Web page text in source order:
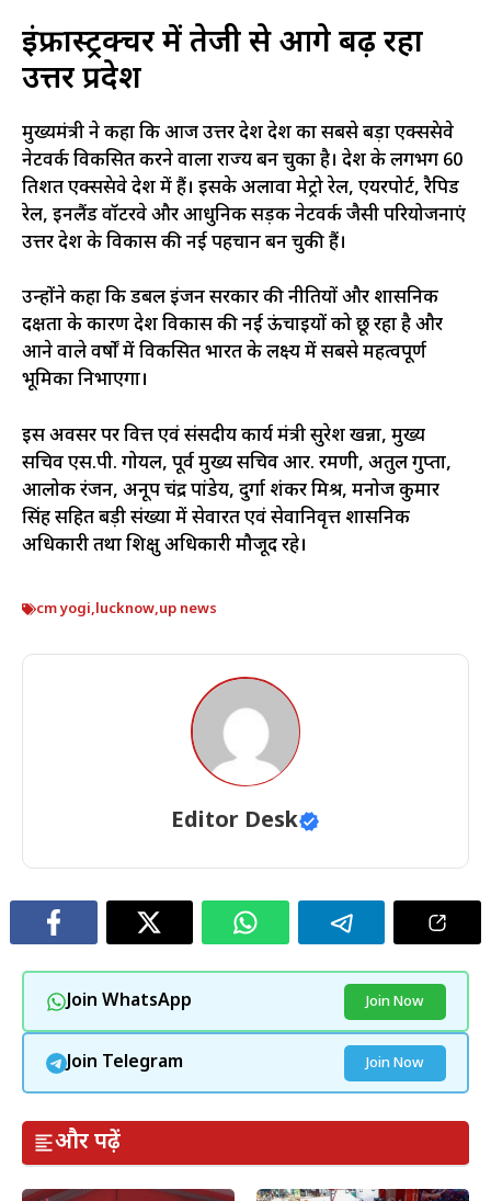
इंफ्रास्ट्रक्चर में तेजी से आगे बढ़ रहा
उत्तर प्रदेश
मुख्यमंत्री ने कहा कि आज उत्तर प्रदेश देश का सबसे बड़ा एक्सप्रेसवे
नेटवर्क विकसित करने वाला राज्य बन चुका है। देश के लगभग 60
प्रतिशत एक्सप्रेसवे प्रदेश में हैं। इसके अलावा मेट्रो रेल, एयरपोर्ट, रैपिड
रेल, इनलैंड वॉटरवे और आधुनिक सड़क नेटवर्क जैसी परियोजनाएं
उत्तर प्रदेश के विकास की नई पहचान बन चुकी हैं।
उन्होंने कहा कि डबल इंजन सरकार की नीतियों और प्रशासनिक
दक्षता के कारण प्रदेश विकास की नई ऊंचाइयों को छू रहा है और
आने वाले वर्षों में विकसित भारत के लक्ष्य में सबसे महत्वपूर्ण
भूमिका निभाएगा।
इस अवसर पर वित्त एवं संसदीय कार्य मंत्री सुरेश खन्ना, मुख्य
सचिव एस.पी. गोयल, पूर्व मुख्य सचिव आर. रमणी, अतुल गुप्ता,
आलोक रंजन, अनूप चंद्र पांडेय, दुर्गा शंकर मिश्र, मनोज कुमार
सिंह सहित बड़ी संख्या में सेवारत एवं सेवानिवृत्त प्रशासनिक
अधिकारी तथा प्रशिक्षु अधिकारी मौजूद रहे।
cm yogi,lucknow,up news
Editor Desk
Join WhatsApp Join Now
Join Telegram Join Now
और पढ़ें